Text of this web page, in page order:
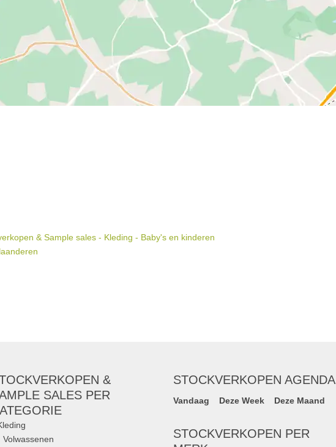
& Sample sales - Kleding - Baby's en kinderen
&
SALES PER
Volwassenen
STOCKVERKOPEN AGENDA
Vandaag Deze Week Deze Maand
STOCKVERKOPEN PER